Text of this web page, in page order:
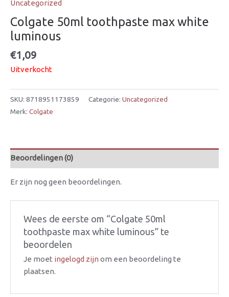
Uncategorized
Colgate 50ml toothpaste max white
luminous
€1,09
Uitverkocht
SKU: 8718951173859 Categorie: Uncategorized
Merk: Colgate
Beoordelingen (0)
Er zijn nog geen beoordelingen.
Wees de eerste om “Colgate 50ml
toothpaste max white luminous” te
beoordelen
Je moet ingelogd zijn om een beoordeling te
plaatsen.